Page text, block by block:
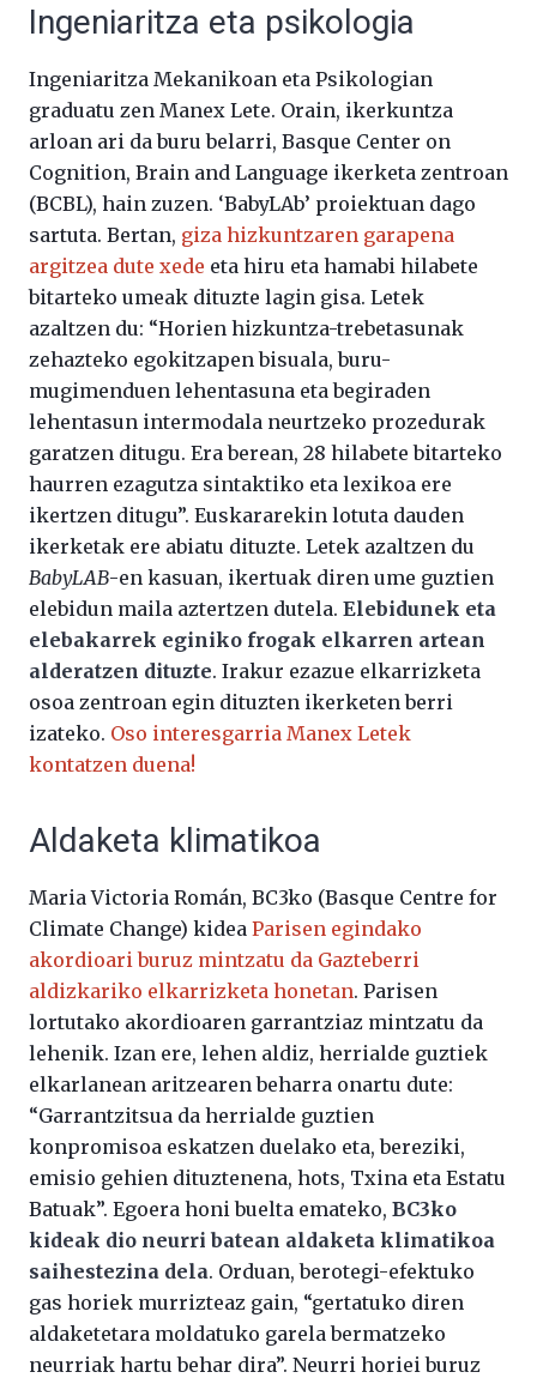
Ingeniaritza eta psikologia
Ingeniaritza Mekanikoan eta Psikologian
graduatu zen Manex Lete. Orain, ikerkuntza
arloan ari da buru belarri, Basque Center on
Cognition, Brain and Language ikerketa zentroan
(BCBL), hain zuzen. ‘BabyLAb’ proiektuan dago
sartuta. Bertan, giza hizkuntzaren garapena
argitzea dute xede eta hiru eta hamabi hilabete
bitarteko umeak dituzte lagin gisa. Letek
azaltzen du: “Horien hizkuntza-trebetasunak
zehazteko egokitzapen bisuala, buru-
mugimenduen lehentasuna eta begiraden
lehentasun intermodala neurtzeko prozedurak
garatzen ditugu. Era berean, 28 hilabete bitarteko
haurren ezagutza sintaktiko eta lexikoa ere
ikertzen ditugu”. Euskararekin lotuta dauden
ikerketak ere abiatu dituzte. Letek azaltzen du
BabyLAB-en kasuan, ikertuak diren ume guztien
elebidun maila aztertzen dutela. Elebidunek eta
elebakarrek eginiko frogak elkarren artean
alderatzen dituzte. Irakur ezazue elkarrizketa
osoa zentroan egin dituzten ikerketen berri
izateko. Oso interesgarria Manex Letek
kontatzen duena!
Aldaketa klimatikoa
Maria Victoria Román, BC3ko (Basque Centre for
Climate Change) kidea Parisen egindako
akordioari buruz mintzatu da Gazteberri
aldizkariko elkarrizketa honetan. Parisen
lortutako akordioaren garrantziaz mintzatu da
lehenik. Izan ere, lehen aldiz, herrialde guztiek
elkarlanean aritzearen beharra onartu dute:
“Garrantzitsua da herrialde guztien
konpromisoa eskatzen duelako eta, bereziki,
emisio gehien dituztenena, hots, Txina eta Estatu
Batuak”. Egoera honi buelta emateko, BC3ko
kideak dio neurri batean aldaketa klimatikoa
saihestezina dela. Orduan, berotegi-efektuko
gas horiek murrizteaz gain, “gertatuko diren
aldaketetara moldatuko garela bermatzeko
neurriak hartu behar dira”. Neurri horiei buruz